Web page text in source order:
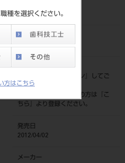
種を選択ください。
方はこちら
203010515
JAN/EANコード
標準価格
ログイン
』してご
覧ください。
ネット会員登録がまだの方は『
こ
ちら
』より登録ください。
発売日
2012/04/02
メーカー